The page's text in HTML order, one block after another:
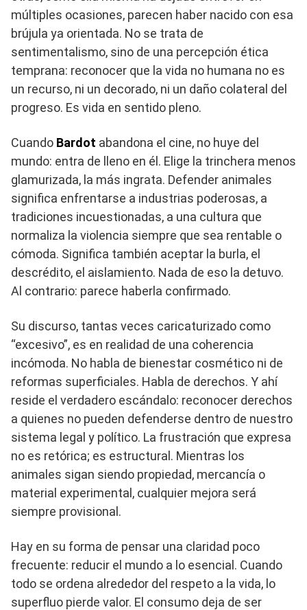
múltiples ocasiones, parecen haber nacido con esa
brújula ya orientada. No se trata de
sentimentalismo, sino de una percepción ética
temprana: reconocer que la vida no humana no es
un recurso, ni un decorado, ni un daño colateral del
progreso. Es vida en sentido pleno.
Cuando Bardot abandona el cine, no huye del
mundo: entra de lleno en él. Elige la trinchera menos
glamurizada, la más ingrata. Defender animales
significa enfrentarse a industrias poderosas, a
tradiciones incuestionadas, a una cultura que
normaliza la violencia siempre que sea rentable o
cómoda. Significa también aceptar la burla, el
descrédito, el aislamiento. Nada de eso la detuvo.
Al contrario: parece haberla confirmado.
Su discurso, tantas veces caricaturizado como
“excesivo”, es en realidad de una coherencia
incómoda. No habla de bienestar cosmético ni de
reformas superficiales. Habla de derechos. Y ahí
reside el verdadero escándalo: reconocer derechos
a quienes no pueden defenderse dentro de nuestro
sistema legal y político. La frustración que expresa
no es retórica; es estructural. Mientras los
animales sigan siendo propiedad, mercancía o
material experimental, cualquier mejora será
siempre provisional.
Hay en su forma de pensar una claridad poco
frecuente: reducir el mundo a lo esencial. Cuando
todo se ordena alrededor del respeto a la vida, lo
superfluo pierde valor. El consumo deja de ser